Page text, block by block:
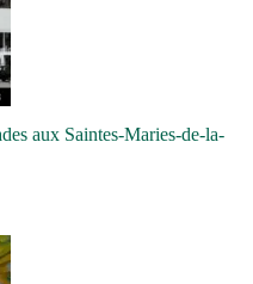
aux Saintes-Maries-de-la-